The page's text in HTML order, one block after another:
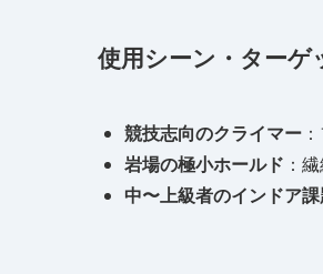
使用シーン・ターゲ
競技志向のクライマー
岩場の極小ホールド ：
中〜上級者のインドア